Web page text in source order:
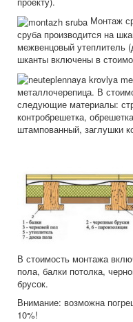
Монтаж
сруба производится на
межвенцовый утеплитель
шканты включены в
металлочерепица. В
следующие материалы:
контробрешетка,
штампованный, заглушки
В стоимость монтажа
пола, балки потолка,
брусок.
Внимание: возможна
10%!